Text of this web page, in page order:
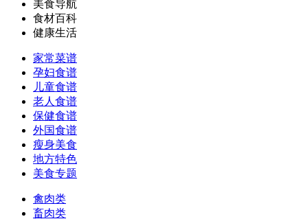
美食导航
食材百科
健康生活
家常菜谱
孕妇食谱
儿童食谱
老人食谱
保健食谱
外国食谱
瘦身美食
地方特色
美食专题
禽肉类
畜肉类